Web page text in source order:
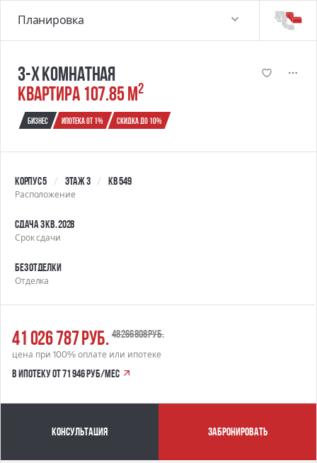
3-х комнатная
квартира 107.85 м2
Бизнес Ипотека от 1% Скидка до 10%
Корпус 5 Этаж 3 Кв 549
Расположение
Сдача 3 кв. 2028
Срок сдачи
Без отделки
Отделка
41 026 787 руб. 48 266 808 руб.
цена при 100% оплате или ипотеке
в ипотеку от 71 946 руб/мес
Консультация забронировать
Планировка